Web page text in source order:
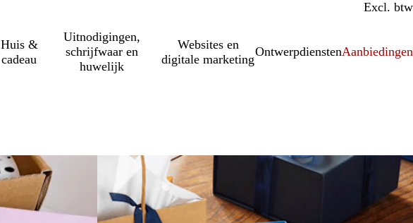
Incl. btw
Excl. btw
Huis &
cadeau
Uitnodigingen,
schrijfwaar en
huwelijk
Websites en
digitale marketing
OntwerpdienstenAanbiedingen